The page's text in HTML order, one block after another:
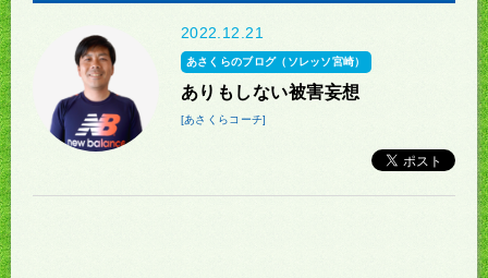
2022.12.21
あさくらのブログ（ソレッソ宮崎）
ありもしない被害妄想
[あさくらコーチ]